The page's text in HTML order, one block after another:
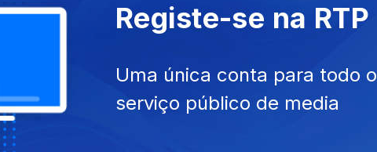
Registe-se na RTP
Uma única conta para todo o
serviço público de media